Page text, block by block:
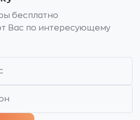
бесплатно
Вас по интересующему